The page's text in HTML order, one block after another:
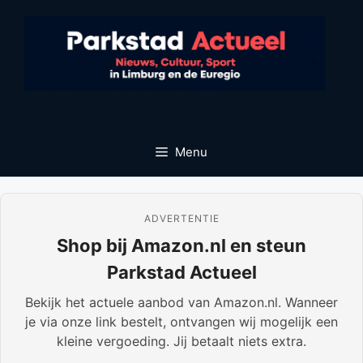
Menu
ADVERTENTIE
Shop bij Amazon.nl en steun
Parkstad Actueel
Bekijk het actuele aanbod van Amazon.nl. Wanneer
je via onze link bestelt, ontvangen wij mogelijk een
kleine vergoeding. Jij betaalt niets extra.